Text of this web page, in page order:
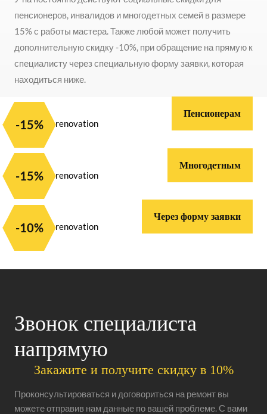
пенсионеров, инвалидов и многодетных семей в размере
15% с работы мастера. Также любой может получить
дополнительную скидку -10%, при обращение на прямую к
специалисту через специальную форму заявки, которая
находиться ниже.
-15%
Пенсионерам
-15%
Многодетным
-10%
Через форму заявки
Звонок специалиста
напрямую
Закажите и получите скидку в 10%
Проконсультироваться и договориться на ремонт вы
можете отправив нам данные по вашей проблеме. С вами